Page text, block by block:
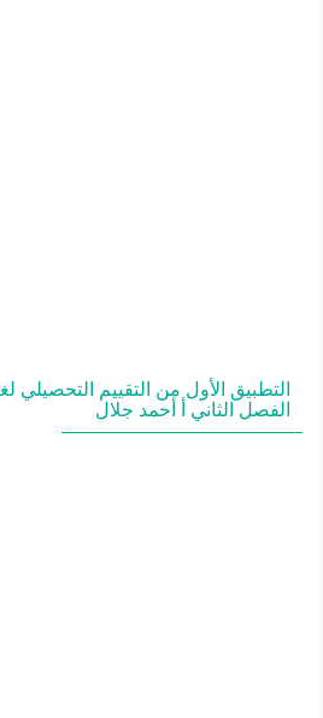
التطبيق الأول من التقييم التحصيلي
الفصل الثاني أ أحمد جلال